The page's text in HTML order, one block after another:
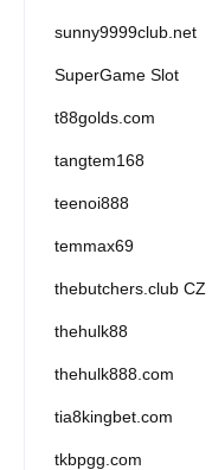
sunny9999club.net
SuperGame Slot
t88golds.com
tangtem168
teenoi888
temmax69
thebutchers.club CZ
thehulk88
thehulk888.com
tia8kingbet.com
tkbpgg.com